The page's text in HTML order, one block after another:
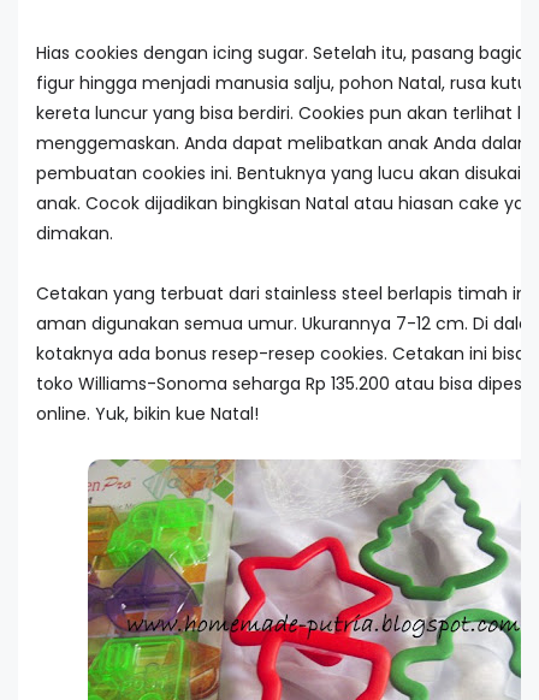
Hias cookies dengan icing sugar. Setelah itu, pasang
figur hingga menjadi manusia salju, pohon Natal, rusa
kereta luncur yang bisa berdiri. Cookies pun akan terlihat
menggemaskan. Anda dapat melibatkan anak Anda dalam
pembuatan cookies ini. Bentuknya yang lucu akan disukai
anak. Cocok dijadikan bingkisan Natal atau hiasan cake
dimakan.
Cetakan yang terbuat dari stainless steel berlapis timah ini
aman digunakan semua umur. Ukurannya 7-12 cm. Di
kotaknya ada bonus resep-resep cookies. Cetakan ini bisa
toko Williams-Sonoma seharga Rp 135.200 atau bisa
online. Yuk, bikin kue Natal!